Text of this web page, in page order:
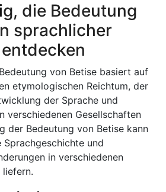
die Bedeutung
sprachlicher
von Betise basiert auf
etymologischen Reichtum, der
der Sprache und
verschiedenen Gesellschaften
der Bedeutung von Betise kann
Sprachgeschichte und
in verschiedenen